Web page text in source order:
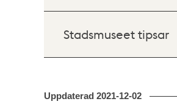
Stadsmuseet tipsar
Uppdaterad 2021-12-02